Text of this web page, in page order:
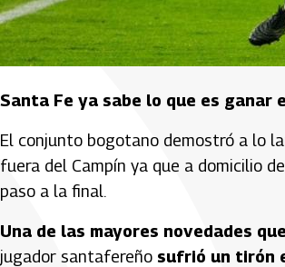
Santa Fe ya sabe lo que es ganar
El conjunto bogotano demostró a lo
fuera del Campín ya que a domicilio
paso a la final.
Una de las mayores novedades
jugador santafereño sufrió un tirón